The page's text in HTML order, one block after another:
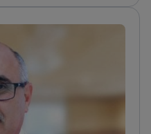
لجراحي الساد والانكسار.<\/p>